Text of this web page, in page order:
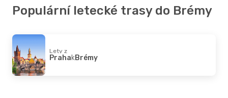
Populární letecké trasy do Brémy
Lety z
PrahakBrémy